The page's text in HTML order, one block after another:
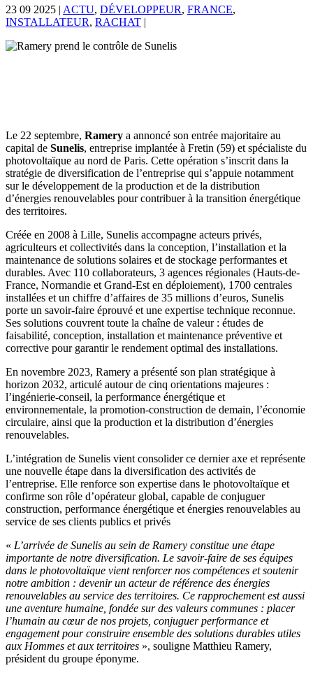
23 09 2025 | ACTU, DÉVELOPPEUR, FRANCE,
INSTALLATEUR, RACHAT |
Le 22 septembre, Ramery a annoncé son entrée majoritaire au
capital de Sunelis, entreprise implantée à Fretin (59) et spécialiste du
photovoltaïque au nord de Paris. Cette opération s’inscrit dans la
stratégie de diversification de l’entreprise qui s’appuie notamment
sur le développement de la production et de la distribution
d’énergies renouvelables pour contribuer à la transition énergétique
des territoires.
Créée en 2008 à Lille, Sunelis accompagne acteurs privés,
agriculteurs et collectivités dans la conception, l’installation et la
maintenance de solutions solaires et de stockage performantes et
durables. Avec 110 collaborateurs, 3 agences régionales (Hauts-de-
France, Normandie et Grand-Est en déploiement), 1700 centrales
installées et un chiffre d’affaires de 35 millions d’euros, Sunelis
porte un savoir-faire éprouvé et une expertise technique reconnue.
Ses solutions couvrent toute la chaîne de valeur : études de
faisabilité, conception, installation et maintenance préventive et
corrective pour garantir le rendement optimal des installations.
En novembre 2023, Ramery a présenté son plan stratégique à
horizon 2032, articulé autour de cinq orientations majeures :
l’ingénierie-conseil, la performance énergétique et
environnementale, la promotion-construction de demain, l’économie
circulaire, ainsi que la production et la distribution d’énergies
renouvelables.
L’intégration de Sunelis vient consolider ce dernier axe et représente
une nouvelle étape dans la diversification des activités de
l’entreprise. Elle renforce son expertise dans le photovoltaïque et
confirme son rôle d’opérateur global, capable de conjuguer
construction, performance énergétique et énergies renouvelables au
service de ses clients publics et privés
« L’arrivée de Sunelis au sein de Ramery constitue une étape
importante de notre diversification. Le savoir-faire de ses équipes
dans le photovoltaïque vient renforcer nos compétences et soutenir
notre ambition : devenir un acteur de référence des énergies
renouvelables au service des territoires. Ce rapprochement est aussi
une aventure humaine, fondée sur des valeurs communes : placer
l’humain au cœur de nos projets, conjuguer performance et
engagement pour construire ensemble des solutions durables utiles
aux Hommes et aux territoires », souligne Matthieu Ramery,
président du groupe éponyme.